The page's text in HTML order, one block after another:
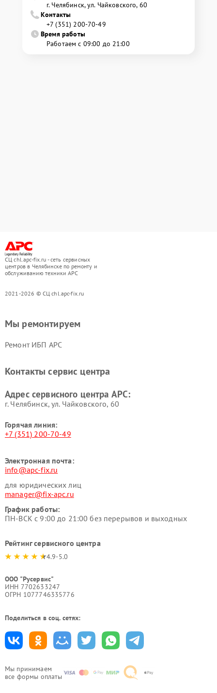
г. Челябинск, ул. Чайковского, 60
Контакты
+7 (351) 200-70-49
Время работы
Работаем с 09:00 до 21:00
СЦ chl.apc-fix.ru - сеть сервисных
центров в Челябинске по ремонту и
обслуживанию техники APC
2021-2026 © СЦ chl.apc-fix.ru
Мы принимаем
все формы оплаты
Мы ремонтируем
Ремонт ИБП APC
Контакты сервис центра
Адрес сервисного центра APC:
г. Челябинск, ул. Чайковского, 60
Горячая линия:
+7 (351) 200-70-49
Электронная почта:
info@apc-fix.ru
для юридических лиц
manager@fix-apc.ru
График работы:
ПН-ВСК с 9:00 до 21:00 без перерывов и выходных
Рейтинг сервисного центра
4.9-5.0
ООО "Русервис"
ИНН 7702633247
ОГРН 1077746335776
Поделиться в соц. сетях: